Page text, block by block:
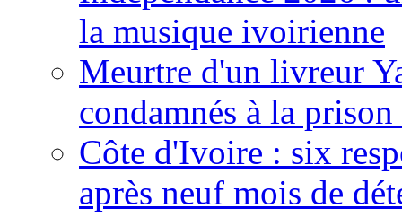
la musique ivoirienne
Meurtre d'un livreur
condamnés à la
Côte d'Ivoire : six
après neuf mois de